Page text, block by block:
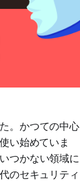
。かつての中心
い始めていま
つかない領域に
のセキュリティ